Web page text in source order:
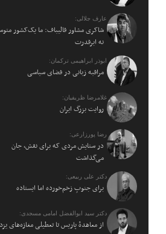
عارف جلالی:
شاکری مشاور قالیباف: ما یک‌کشور
نه ابرقدرت
ابوذر ابراهیمی ترکمان:
مراقبه زبانی در فضای سیاسی
غلامرضا ظریفیان:
روایت بزرگ ایران
رضا پورزارعی:
در ستایش مردی که برای نقش، جان
می‌گذاشت
دکتر علی ربیعی:
برای جنوبِ زخم‌خورده اما ایستاده
دکتر سید ابوالفضل امامی مسجدی:
از معاهدهٔ پاریس تا تعطیلی مغازه‌های یزد